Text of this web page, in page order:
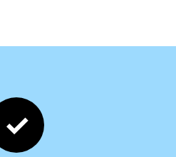
Studia podyplomowe i kursy
✓